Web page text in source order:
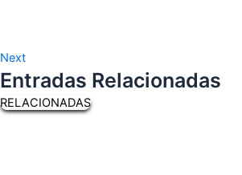
Next
Entradas Relacionadas
RELACIONADAS